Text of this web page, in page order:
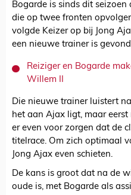
Bogarde is sinds dit seizoen
die op twee fronten
volgde Keizer op bij Jong
een nieuwe trainer is
Reiziger en Bogarde
Willem II
Die nieuwe trainer luistert
het aan Ajax ligt, maar
er even voor zorgen dat de
titelrace. Om zich optimaal
Jong Ajax even schieten.
De kans is groot dat na de
oude is, met Bogarde als